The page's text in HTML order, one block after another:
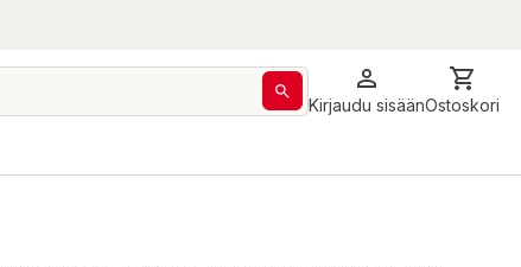
Kirjaudu sisäänOstoskori